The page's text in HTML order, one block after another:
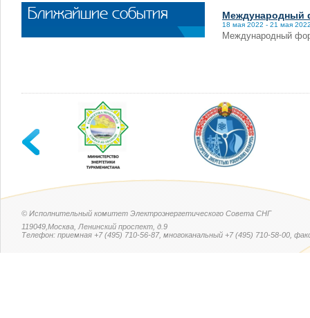
Международный
18 мая 2022 - 21 мая
Международный
Ближайшие события
© Исполнительный комитет Электроэнергетического Совета СНГ
119049,Москва, Ленинский проспект, д.9
Телефон: приемная +7 (495) 710-56-87, многоканальный +7 (495) 710-58-00,